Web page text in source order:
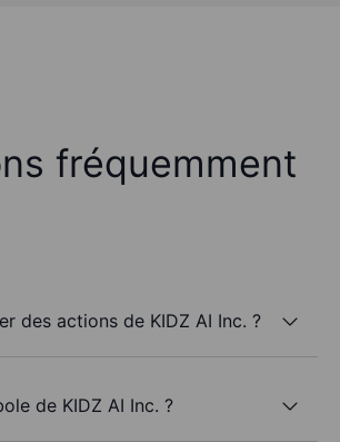
fréquemment
des actions de KIDZ AI Inc. ?
de KIDZ AI Inc. ?